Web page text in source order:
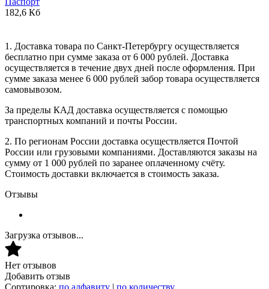
182,6 Кб
1. Доставка товара по Санкт-Петербургу осуществляется
бесплатно при сумме заказа от 6 000 рублей. Доставка
осуществляется в течение двух дней после оформления. При
сумме заказа менее 6 000 рублей забор товара осуществляется
самовывозом.
За пределы КАД доставка осуществляется с помощью
транспортных компаний и почты России.
2. По регионам России доставка осуществляется Почтой
России или грузовыми компаниями. Доставляются заказы на
сумму от 1 000 рублей по заранее оплаченному счёту.
Стоимость доставки включается в стоимость заказа.
Отзывы
Загрузка отзывов...
Нет отзывов
Добавить отзыв
Сортировка: по алфавиту | по количеству